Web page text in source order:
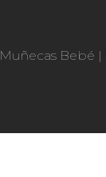
Muñecas Bebé |